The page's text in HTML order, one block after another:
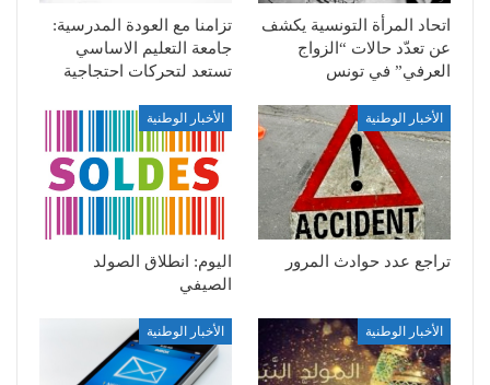
اتحاد المرأة التونسية يكشف
عن تعدّد حالات “الزواج
العرفي” في تونس
تزامنا مع العودة المدرسية:
جامعة التعليم الاساسي
تستعد لتحركات احتجاجية
الأخبار الوطنية
تراجع عدد حوادث المرور
الأخبار الوطنية
اليوم: انطلاق الصولد
الصيفي
الأخبار الوطنية الأخبار الوطنية